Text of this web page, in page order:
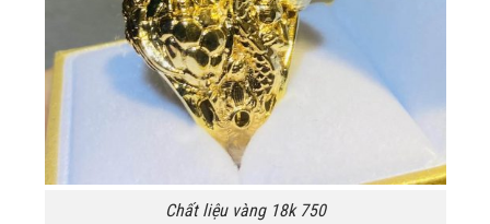
Chất liệu vàng 18k 750